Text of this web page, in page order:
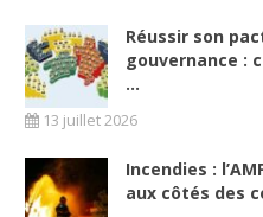
Réussir son
gouvernance :
...
13 juillet 2026
Incendies :
aux côtés des